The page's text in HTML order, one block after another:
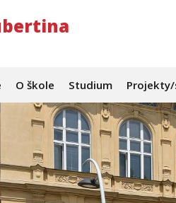
O škole Studium